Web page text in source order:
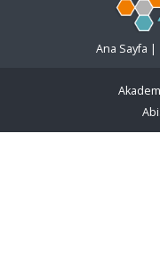
Ana Sayfa |